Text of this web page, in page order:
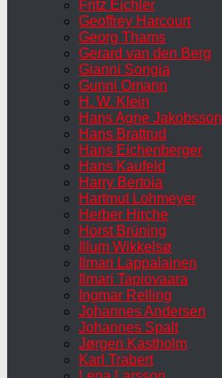
Fritz Eichler
Geoffrey Harcourt
Georg Thams
Gerard van den Berg
Gianni Songia
Gunni Omann
H. W. Klein
Hans Agne Jakobsson
Hans Brattrud
Hans Eichenberger
Hans Kaufeld
Harry Bertoia
Hartmut Lohmeyer
Herber Hirche
Horst Brüning
Illum Wikkelsø
Ilmari Lappalainen
Ilmari Tapiovaara
Ingmar Relling
Johannes Andersen
Johannes Spalt
Jørgen Kastholm
Karl Trabert